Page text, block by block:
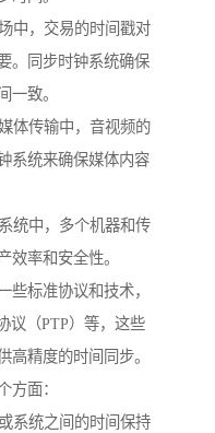
中，交易的时间戳对
。同步时钟系统确保
一致。
体传输中，音视频的
系统来确保媒体内容
统中，多个机器和传
效率和安全性。
些标准协议和技术，
议（PTP）等，这些
高精度的时间同步。
方面：
系统之间的时间保持